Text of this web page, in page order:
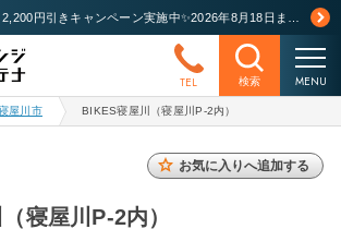
TEL 検索 MENU
屋川市 BIKES寝屋川（寝屋川P-2内）
寝屋川P-2内）
お気に入りへ追加する